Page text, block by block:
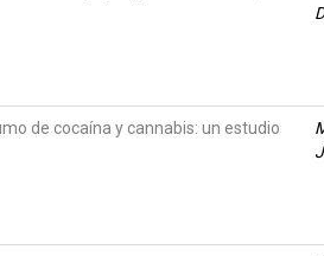
de cocaína y cannabis: un estudio